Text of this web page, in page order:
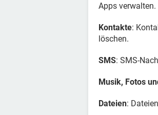
Apps verwalten.
Kontakte:
löschen.
SMS: SMS-
Musik, Fotos
Dateien: